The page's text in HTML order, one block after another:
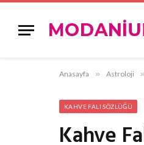
Anasayfa » Astroloji »
KAHVE FALI SÖZLÜĞÜ
Kahve